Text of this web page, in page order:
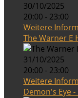
30/10/2025
20:00 - 23:00
Weitere
The Warner E
31/10/2025
20:00 - 23:00
Weitere
Demon's Eye